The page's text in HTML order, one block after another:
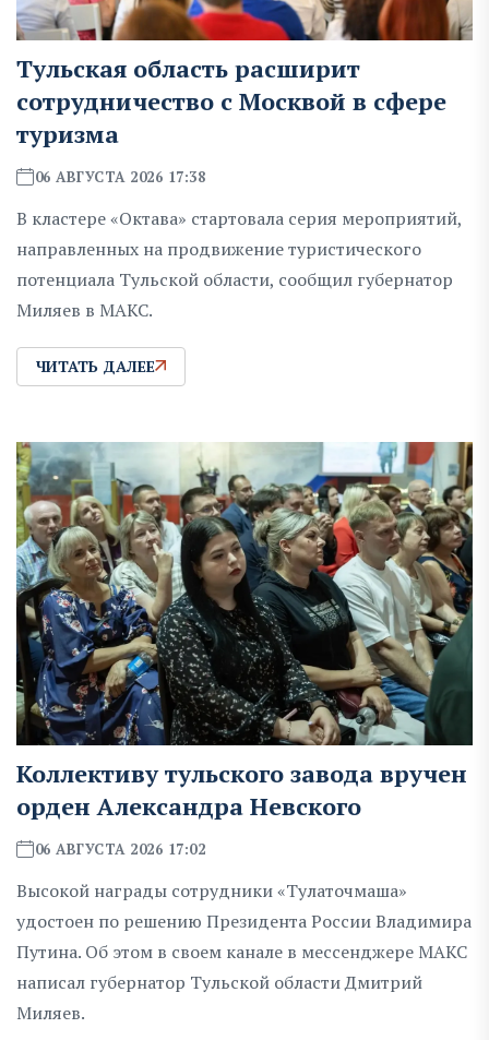
Тульская область расширит
сотрудничество с Москвой в сфере
туризма
06 АВГУСТА 2026 17:38
В кластере «Октава» стартовала серия мероприятий,
направленных на продвижение туристического
потенциала Тульской области, сообщил губернатор
Миляев в MAKC.
ЧИТАТЬ ДАЛЕЕ
Коллективу тульского завода вручен
орден Александра Невского
06 АВГУСТА 2026 17:02
Высокой награды сотрудники «Тулаточмаша»
удостоен по решению Президента России Владимира
Путина. Об этом в своем канале в мессенджере МАКС
написал губернатор Тульской области Дмитрий
Миляев.